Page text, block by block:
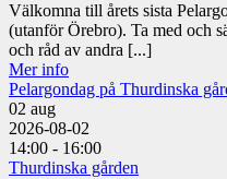
Välkomna till årets sista
(utanför Örebro). Ta med och
och råd av andra [...]
Mer info
Pelargondag på Thurdinska
02 aug
2026-08-02
14:00 - 16:00
Thurdinska gården